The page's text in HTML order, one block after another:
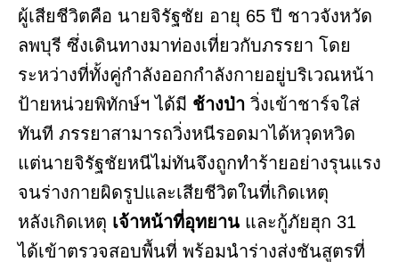
ผู้เสียชีวิตคือ นายจิรัฐชัย อายุ 65 ปี ชาวจังหวัด
ลพบุรี ซึ่งเดินทางมาท่องเที่ยวกับภรรยา โดย
ระหว่างที่ทั้งคู่กำลังออกกำลังกายอยู่บริเวณหน้า
ป้ายหน่วยพิทักษ์ฯ ได้มี ช้างป่า วิ่งเข้าชาร์จใส่
ทันที ภรรยาสามารถวิ่งหนีรอดมาได้หวุดหวิด
แต่นายจิรัฐชัยหนีไม่ทันจึงถูกทำร้ายอย่างรุนแรง
จนร่างกายผิดรูปและเสียชีวิตในที่เกิดเหตุ
หลังเกิดเหตุ เจ้าหน้าที่อุทยาน และกู้ภัยฮุก 31
ได้เข้าตรวจสอบพื้นที่ พร้อมนำร่างส่งชันสูตรที่